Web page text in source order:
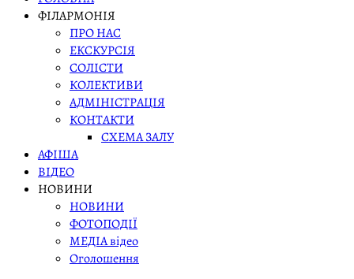
ФІЛАРМОНІЯ
ПРО НАС
ЕКСКУРСІЯ
СОЛІСТИ
КОЛЕКТИВИ
АДМІНІСТРАЦІЯ
КОНТАКТИ
СХЕМА ЗАЛУ
АФІША
ВІДЕО
НОВИНИ
НОВИНИ
ФОТОПОДІЇ
МЕДІА відео
Оголошення